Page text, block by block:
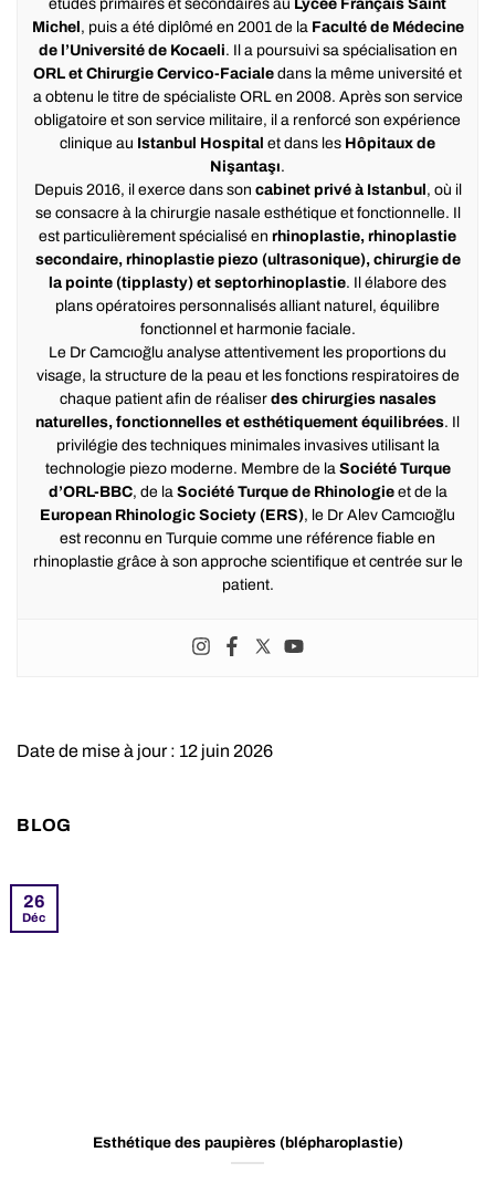
études primaires et secondaires au Lycée Français Saint
Michel , puis a été diplômé en 2001 de la Faculté de Médecine
de l’Université de Kocaeli. Il a poursuivi sa spécialisation en
ORL et Chirurgie Cervico-Faciale dans la même université et
a obtenu le titre de spécialiste ORL en 2008. Après son service
obligatoire et son service militaire, il a renforcé son expérience
clinique au Istanbul Hospital et dans les Hôpitaux de
Nişantaşı.
Depuis 2016, il exerce dans son cabinet privé à Istanbul , où il
se consacre à la chirurgie nasale esthétique et fonctionnelle. Il
est particulièrement spécialisé en rhinoplastie, rhinoplastie
secondaire, rhinoplastie piezo (ultrasonique), chirurgie de
la pointe (tipplasty) et septorhinoplastie. Il élabore des
plans opératoires personnalisés alliant naturel, équilibre
fonctionnel et harmonie faciale.
Le Dr Camcıoğlu analyse attentivement les proportions du
visage, la structure de la peau et les fonctions respiratoires de
chaque patient afin de réaliser des chirurgies nasales
naturelles, fonctionnelles et esthétiquement équilibrées. Il
privilégie des techniques minimales invasives utilisant la
technologie piezo moderne. Membre de la Société Turque
d’ORL-BBC, de la Société Turque de Rhinologieet de la
European Rhinologic Society (ERS), le Dr Alev Camcıoğlu
est reconnu en Turquie comme une référence fiable en
rhinoplastie grâce à son approche scientifique et centrée sur le
patient.
Date de mise à jour : 12 juin 2026
BLOG
Esthétique des paupières (blépharoplastie)
26
Déc